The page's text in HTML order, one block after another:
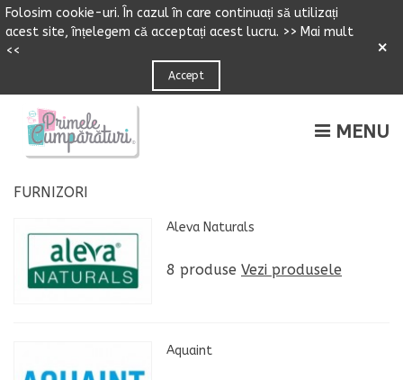
Folosim cookie-uri. n cazulîn care continuați să utilizați
acest site,înțelegem că acceptați acest lucru. >> Mai mult
<<
Accept
×
MENU
FURNIZORI
Aleva Naturals
8 produse Vezi produsele
Aquaint